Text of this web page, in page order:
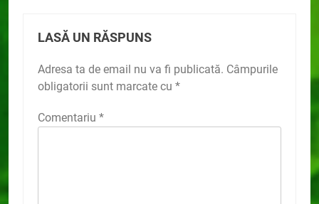
LASĂ UN RĂSPUNS
Adresa ta de email nu va fi publicată. Câmpurile
obligatorii sunt marcate cu *
Comentariu *